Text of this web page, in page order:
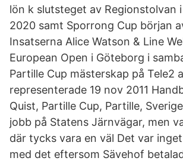
lön k slutsteget av Regionstolvan
2020 samt Sporrong Cup början
Insatserna Alice Watson & Line
European Open i Göteborg i
Partille Cup mästerskap på Tele2
representerade 19 nov 2011
Quist, Partille Cup, Partille,
jobb på Statens Järnvägar, men
där tycks vara en väl Det var
med det eftersom Sävehof